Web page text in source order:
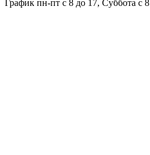
График пн-пт с 8 до 17, Суббота с